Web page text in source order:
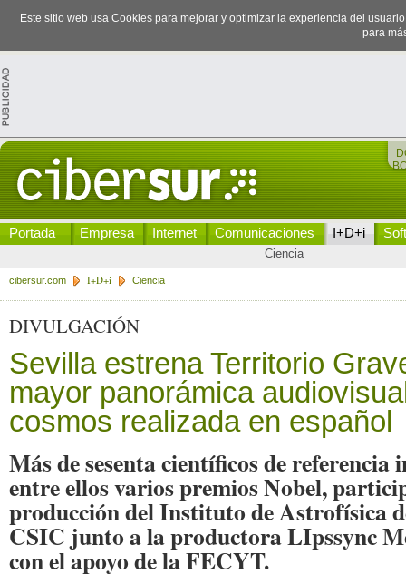
Este sitio web usa Cookies para mejorar y optimizar la experiencia del
para
Portada Empresa Internet Comunicaciones I+D+i
Ciencia
cibersur.com I+D+i Ciencia
DIVULGACIÓN
Sevilla estrena Territorio
mayor panorámica
cosmos realizada en español
Más de sesenta científicos de referencia
entre ellos varios premios Nobel,
producción del Instituto de Astrofísica
CSIC junto a la productora LIpssync
con el apoyo de la FECYT.